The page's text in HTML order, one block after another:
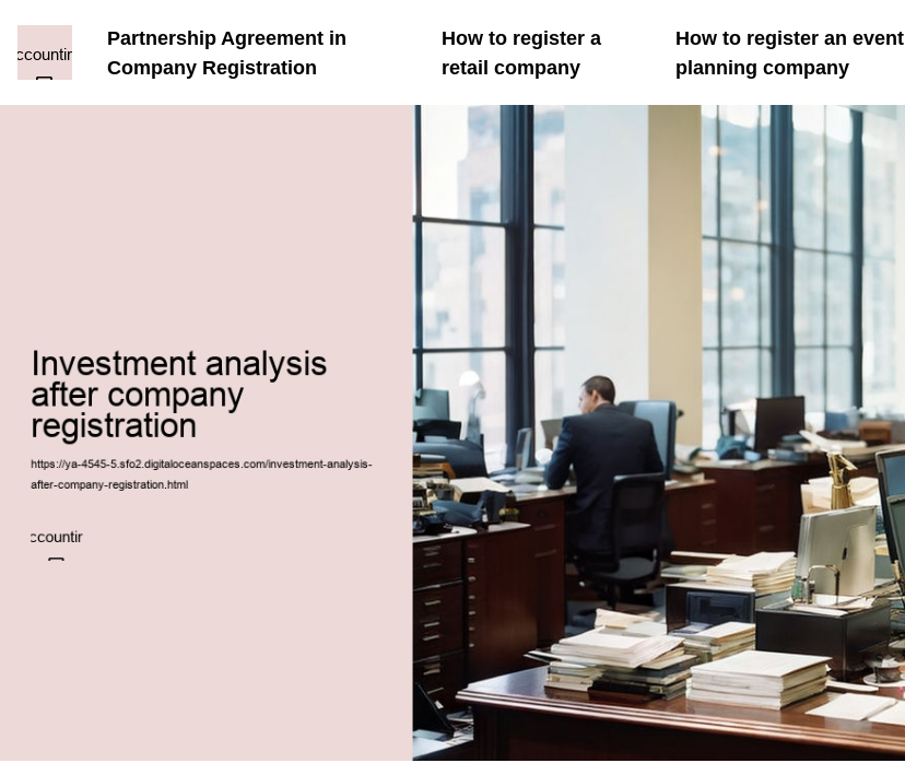
Partnership Agreement in
Company Registration
How to register a
retail company
How to register an event
planning company